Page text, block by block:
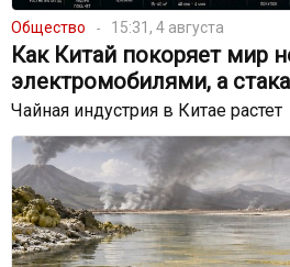
Общество 15:31, 4 августа
Как Китай покоряет мир
электромобилями, а
Чайная индустрия в Китае растет